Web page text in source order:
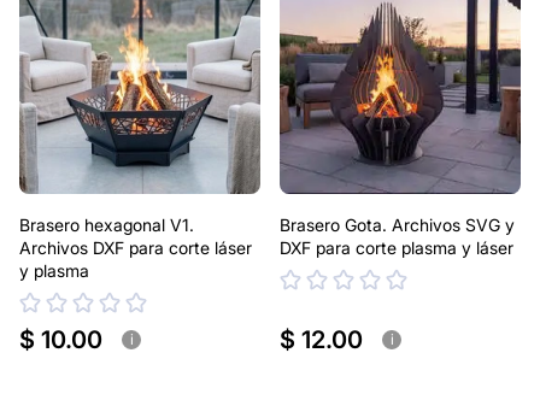
Brasero hexagonal V1.
Archivos DXF para corte láser
y plasma
$ 10.00 i
Brasero Gota. Archivos SVG y
DXF para corte plasma y láser
$ 12.00 i